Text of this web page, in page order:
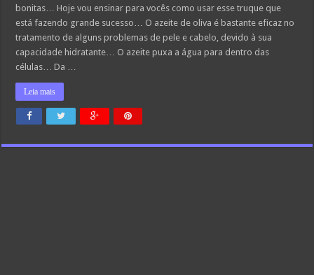
bonitas… Hoje vou ensinar para vocês como usar esse truque que
está fazendo grande sucesso… O azeite de oliva é bastante eficaz no
tratamento de alguns problemas de pele e cabelo, devido à sua
capacidade hidratante… O azeite puxa a água para dentro das
células… Da …
Leia mais